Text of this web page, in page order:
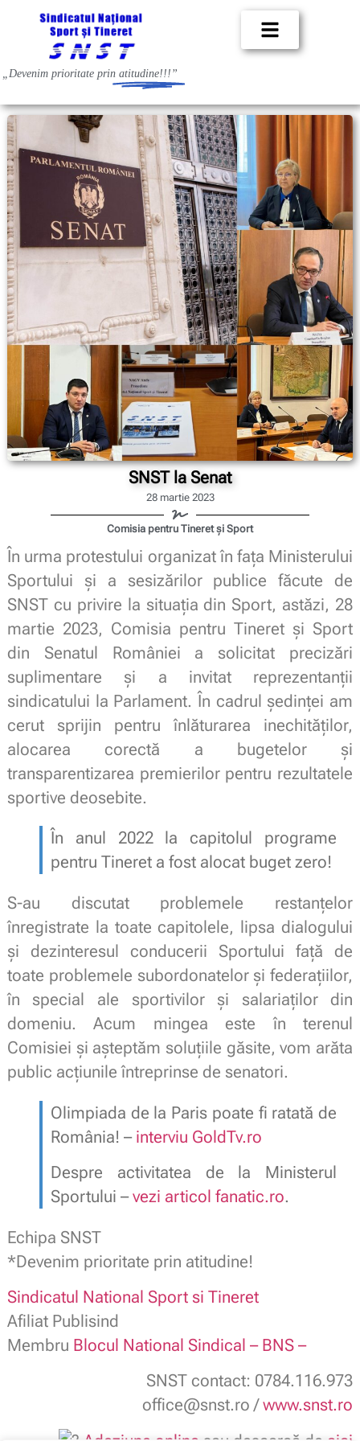
„Devenim prioritate prin atitudine!!!”
SNST la Senat
28 martie 2023
Comisia pentru Tineret și Sport
În urma protestului organizat în fața Ministerului
Sportului și a sesizărilor publice făcute de
SNST cu privire la situația din Sport, astăzi, 28
martie 2023, Comisia pentru Tineret și Sport
din Senatul României a solicitat precizări
suplimentare și a invitat reprezentanții
sindicatului la Parlament. În cadrul ședinței am
cerut sprijin pentru înlăturarea inechităților,
alocarea corectă a bugetelor și
transparentizarea premierilor pentru rezultatele
sportive deosebite.
În anul 2022 la capitolul programe
pentru Tineret a fost alocat buget zero!
S-au discutat problemele restanțelor
înregistrate la toate capitolele, lipsa dialogului
și dezinteresul conducerii Sportului față de
toate problemele subordonatelor și federațiilor,
în special ale sportivilor și salariaților din
domeniu. Acum mingea este în terenul
Comisiei și așteptăm soluțiile găsite, vom arăta
public acțiunile întreprinse de senatori.
Olimpiada de la Paris poate fi ratată de
România! – interviu GoldTv.ro
Despre activitatea de la Ministerul
Sportului –vezi articol fanatic.ro.
Echipa SNST
*Devenim prioritate prin atitudine!
Sindicatul National Sport si Tineret
Afiliat Publisind
Membru Blocul National Sindical – BNS –
SNST contact: 0784.116.973
office@snst.ro /www.snst.ro